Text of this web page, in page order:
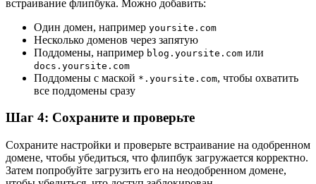
встраивание флипбука. Можно добавить:
Один домен, например yoursite.com
Несколько доменов через запятую
Поддомены, например blog.yoursite.com или
docs.yoursite.com
Поддомены с маской *.yoursite.com, чтобы охватить
все поддомены сразу
Шаг 4: Сохраните и проверьте
Сохраните настройки и проверьте встраивание на одобренном
домене, чтобы убедиться, что флипбук загружается корректно.
Затем попробуйте загрузить его на неодобренном домене,